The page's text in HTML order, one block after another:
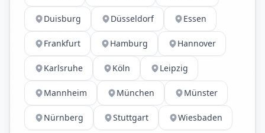
Duisburg Düsseldorf Essen
Frankfurt Hamburg Hannover
Karlsruhe Köln Leipzig
Mannheim München Münster
Nürnberg Stuttgart Wiesbaden